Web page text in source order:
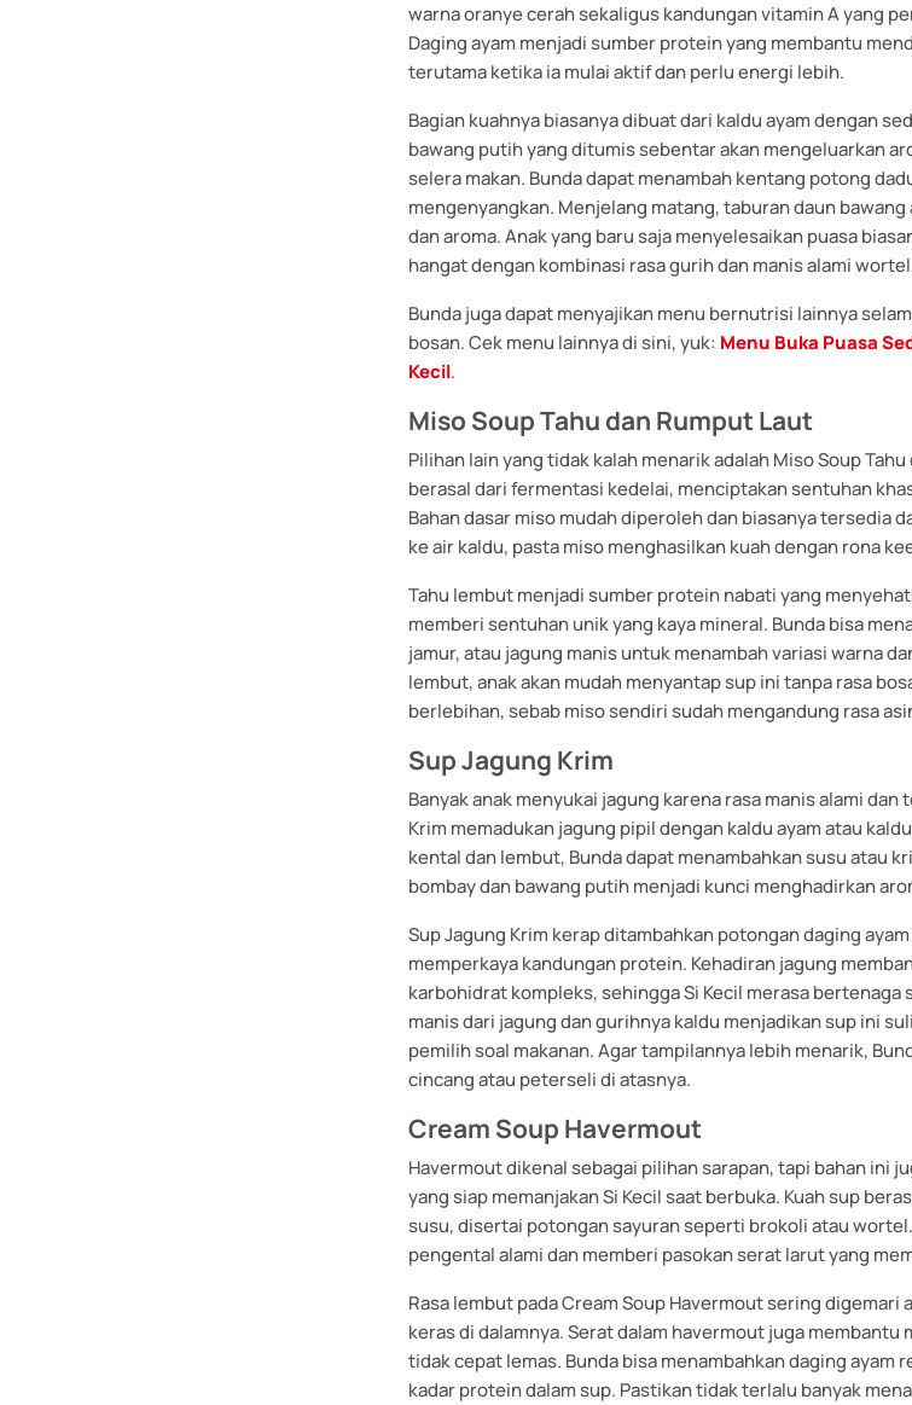
warna oranye cerah sekaligus kandungan vitamin A yang
Daging ayam menjadi sumber protein yang membantu
terutama ketika ia mulai aktif dan perlu energi lebih.
Bagian kuahnya biasanya dibuat dari kaldu ayam dengan
bawang putih yang ditumis sebentar akan mengeluarkan
selera makan. Bunda dapat menambah kentang potong
mengenyangkan. Menjelang matang, taburan daun
dan aroma. Anak yang baru saja menyelesaikan puasa
hangat dengan kombinasi rasa gurih dan manis alami
Bunda juga dapat menyajikan menu bernutrisi lainnya
bosan. Cek menu lainnya di sini, yuk: Menu Buka Puasa
Kecil.
Miso Soup Tahu dan Rumput Laut
Pilihan lain yang tidak kalah menarik adalah Miso Soup
berasal dari fermentasi kedelai, menciptakan sentuhan
Bahan dasar miso mudah diperoleh dan biasanya tersedia
ke air kaldu, pasta miso menghasilkan kuah dengan rona
Tahu lembut menjadi sumber protein nabati yang
memberi sentuhan unik yang kaya mineral. Bunda bisa
jamur, atau jagung manis untuk menambah variasi warna
lembut, anak akan mudah menyantap sup ini tanpa rasa
berlebihan, sebab miso sendiri sudah mengandung rasa
Sup Jagung Krim
Banyak anak menyukai jagung karena rasa manis alami
Krim memadukan jagung pipil dengan kaldu ayam atau
kental dan lembut, Bunda dapat menambahkan susu atau
bombay dan bawang putih menjadi kunci menghadirkan
Sup Jagung Krim kerap ditambahkan potongan daging
memperkaya kandungan protein. Kehadiran jagung
karbohidrat kompleks, sehingga Si Kecil merasa bertenaga
manis dari jagung dan gurihnya kaldu menjadikan sup ini
pemilih soal makanan. Agar tampilannya lebih menarik,
cincang atau peterseli di atasnya.
Cream Soup Havermout
Havermout dikenal sebagai pilihan sarapan, tapi bahan ini
yang siap memanjakan Si Kecil saat berbuka. Kuah sup
susu, disertai potongan sayuran seperti brokoli atau
pengental alami dan memberi pasokan serat larut yang
Rasa lembut pada Cream Soup Havermout sering
keras di dalamnya. Serat dalam havermout juga
tidak cepat lemas. Bunda bisa menambahkan daging
kadar protein dalam sup. Pastikan tidak terlalu banyak